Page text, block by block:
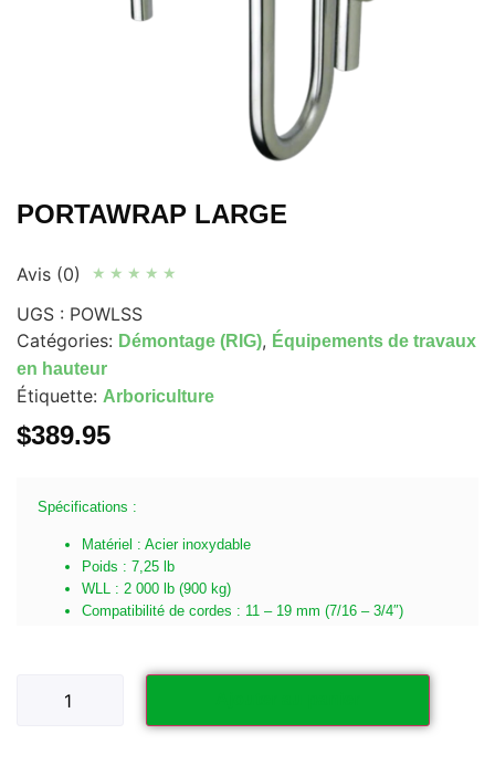
PORTAWRAP LARGE
Avis (0) ★ ★ ★ ★ ★
UGS : POWLSS
Catégories: Démontage (RIG), Équipements de travaux
en hauteur
Étiquette: Arboriculture
$389.95
Spécifications :
Matériel : Acier inoxydable
Poids : 7,25 lb
WLL : 2 000 lb (900 kg)
Compatibilité de cordes : 11 – 19 mm (7/16 – 3/4″)